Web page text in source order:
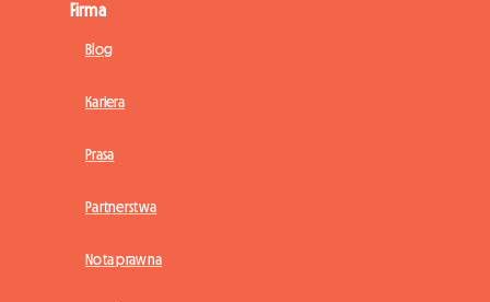
Firma
Blog
Kariera
Prasa
Partnerstwa
Nota prawna